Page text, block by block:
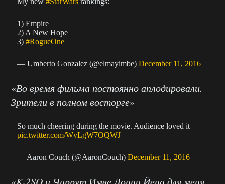
1) Empire
2) A New Hope
3)#RogueOne
— Umberto Gonzalez (@elmayimbe)December 11, 2016
«Во время фильма постоянно аплодировали.
Зрители в полном восторге»
So much cheering during the movie. Audience loved it
pic.twitter.com/WvLgW7OQWJ
— Aaron Couch (@AaronCouch)December 11, 2016